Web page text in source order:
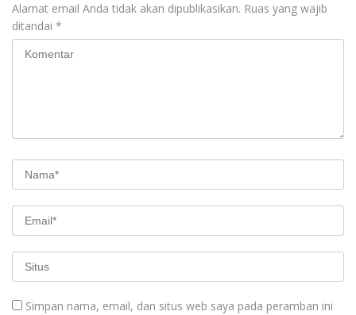
Alamat email Anda tidak akan dipublikasikan. Ruas yang wajib
ditandai *
Simpan nama, email, dan situs web saya pada peramban ini